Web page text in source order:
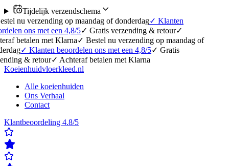
Tijdelijk verzendschema
op maandag of donderdag✓Klanten
een 4,8/5✓Gratis verzending & retour✓
met Klarna ✓Bestel nu verzending op maandag of
beoordelen ons met een 4,8/5✓Gratis
✓ Achteraf betalen met Klarna
Koeienhuidvloerkleed.nl
Alle koeienhuiden
Ons Verhaal
Contact
Klantbeoordeling 4.8/5